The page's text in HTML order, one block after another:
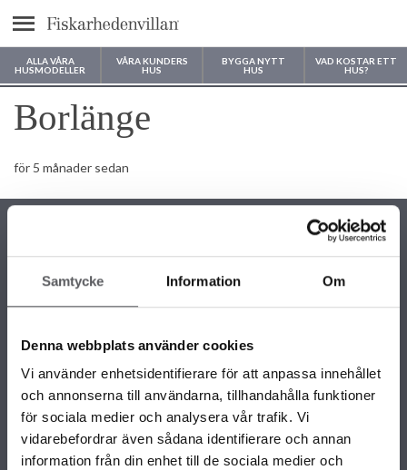
Samtycke Information Om
Denna webbplats använder cookies
Vi använder enhetsidentifierare för att anpassa innehållet
och annonserna till användarna, tillhandahålla funktioner
för sociala medier och analysera vår trafik. Vi
vidarebefordrar även sådana identifierare och annan
information från din enhet till de sociala medier och
Meny
ALLA VÅRA
HUSMODELLER
VÅRA KUNDERS
HUS
BYGGA NYTT
HUS
VAD KOSTAR ETT
HUS?
Var vill du bygga ditt hus?
Borlänge
för 5 månader sedan
KONTAKTINFORMATION
info@fiskarhedenvillan.se
Box 882, 781 29 Borlänge
ALLA VÅRA HUSMODELLER
UNIKA HUS